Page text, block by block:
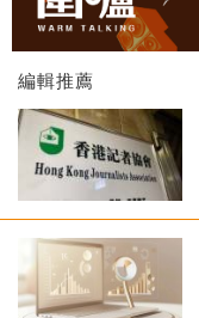
編輯推薦